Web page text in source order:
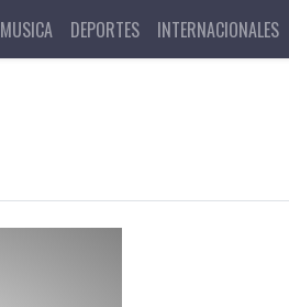
MUSICA DEPORTES INTERNACIONALES